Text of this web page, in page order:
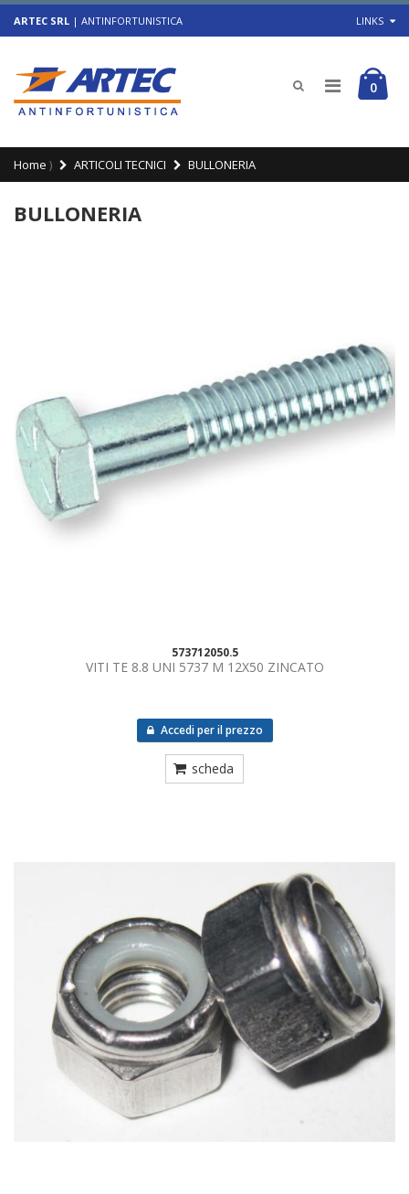
ARTEC SRL | ANTINFORTUNISTICA LINKS
0
Home ) ARTICOLI TECNICI BULLONERIA
BULLONERIA
573712050.5
VITI TE 8.8 UNI 5737 M 12X50 ZINCATO
Accedi per il prezzo
scheda